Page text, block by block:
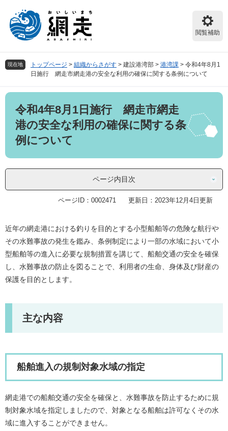
頭
で
飛
ば
閲覧補助
現在地 トップページ > 組織からさがす > 建設港湾部 > 港湾課 > 令和4年8月1
日施行 網走市網走港の安全な利用の確保に関する条例について
本
令和4年8月1日施行 網走市網走
港の安全な利用の確保に関する条
例について
ページ内目次
ページID：0002471 更新日：2023年12月4日更新
近年の網走港における釣りを目的とする小型船舶等の危険な航行や
その水難事故の発生を鑑み、条例制定により一部の水域において小
型船舶等の進入に必要な規制措置を講じて、船舶交通の安全を確保
し、水難事故の防止を図ることで、利用者の生命、身体及び財産の
保護を目的とします。
主な内容
船舶進入の規制対象水域の指定
網走港での船舶交通の安全を確保と、水難事故を防止するために規
制対象水域を指定しましたので、対象となる船舶は許可なくその水
域に進入することができません。